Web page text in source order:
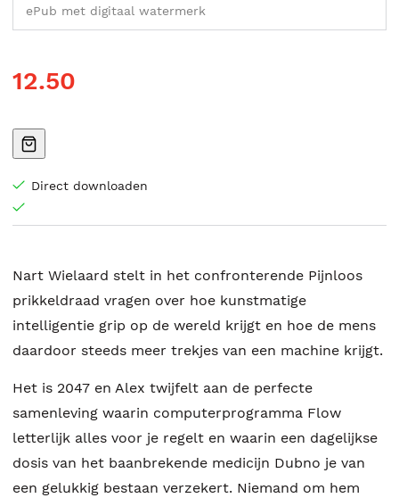
ePub met digitaal watermerk
12.50
Direct downloaden
Nart Wielaard stelt in het confronterende Pijnloos
prikkeldraad vragen over hoe kunstmatige
intelligentie grip op de wereld krijgt en hoe de mens
daardoor steeds meer trekjes van een machine krijgt.
Het is 2047 en Alex twijfelt aan de perfecte
samenleving waarin computerprogramma Flow
letterlijk alles voor je regelt en waarin een dagelijkse
dosis van het baanbrekende medicijn Dubno je van
een gelukkig bestaan verzekert. Niemand om hem